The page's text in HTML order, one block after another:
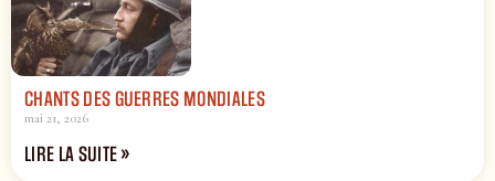
CHANTS DES GUERRES MONDIALES
mai 21, 2026
LIRE LA SUITE »